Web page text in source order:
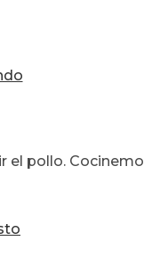
el pollo.